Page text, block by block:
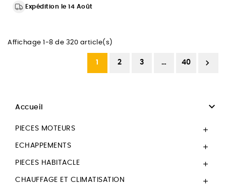
Expédition le 14 Août
Affichage 1-8 de 320 article(s)
1 2 3 … 40 
Accueil 
PIECES MOTEURS 
ECHAPPEMENTS 
PIECES HABITACLE 
CHAUFFAGE ET CLIMATISATION 